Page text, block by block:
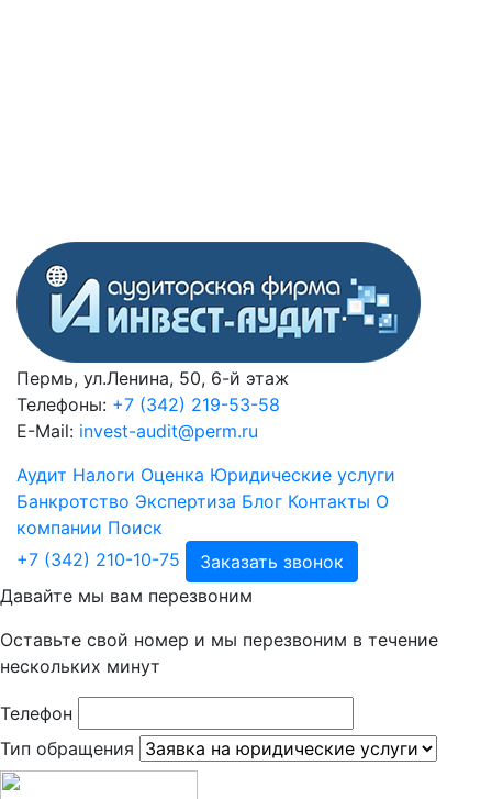
Пермь, ул.Ленина, 50, 6-й этаж
Телефоны: +7 (342) 219-53-58
E-Mail: invest-audit@perm.ru
Аудит Налоги Оценка Юридические услуги
Банкротство Экспертиза Блог Контакты О
компании Поиск
+7 (342) 210-10-75
Заказать звонок
Давайте мы вам перезвоним
Оставьте свой номер и мы перезвоним в течение
нескольких минут
Телефон
Тип обращения